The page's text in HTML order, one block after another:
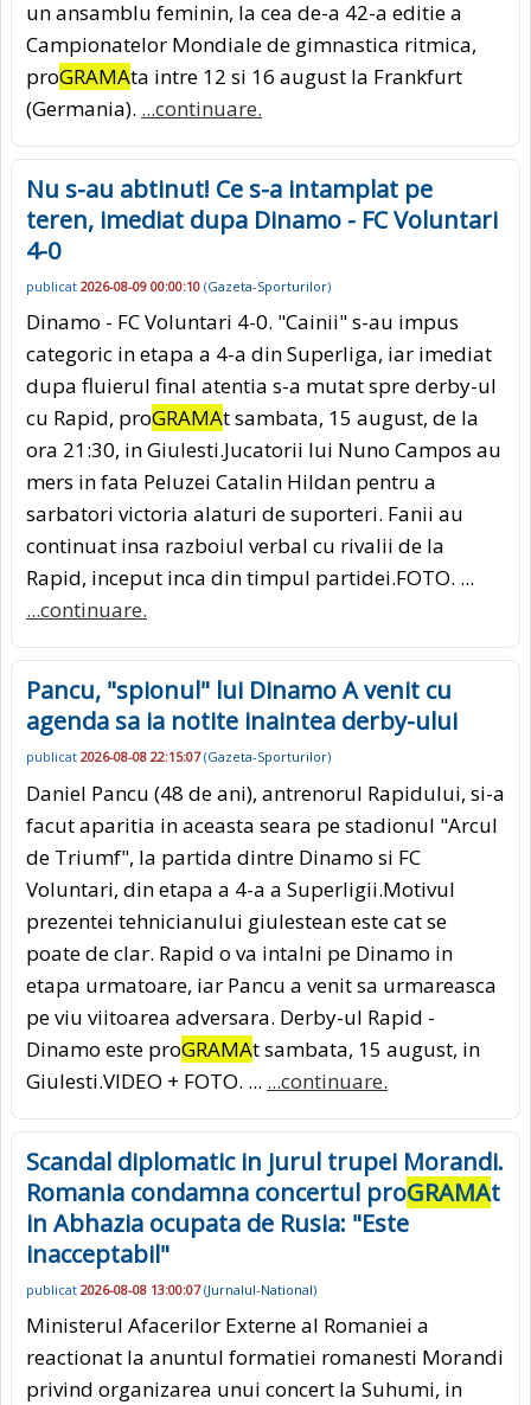
un ansamblu feminin, la cea de-a 42-a editie a
Campionatelor Mondiale de gimnastica ritmica,
proGRAMAta intre 12 si 16 august la Frankfurt
(Germania). ...continuare.
Nu s-au abtinut! Ce s-a intamplat pe
teren, imediat dupa Dinamo - FC Voluntari
4-0
publicat 2026-08-09 00:00:10 (Gazeta-Sporturilor)
Dinamo - FC Voluntari 4-0. "Cainii" s-au impus
categoric in etapa a 4-a din Superliga, iar imediat
dupa fluierul final atentia s-a mutat spre derby-ul
cu Rapid, proGRAMAt sambata, 15 august, de la
ora 21:30, in Giulesti.Jucatorii lui Nuno Campos au
mers in fata Peluzei Catalin Hildan pentru a
sarbatori victoria alaturi de suporteri. Fanii au
continuat insa razboiul verbal cu rivalii de la
Rapid, inceput inca din timpul partidei.FOTO. ...
...continuare.
Pancu, "spionul" lui Dinamo A venit cu
agenda sa ia notite inaintea derby-ului
publicat 2026-08-08 22:15:07(Gazeta-Sporturilor)
Daniel Pancu (48 de ani), antrenorul Rapidului, si-a
facut aparitia in aceasta seara pe stadionul "Arcul
de Triumf", la partida dintre Dinamo si FC
Voluntari, din etapa a 4-a a Superligii.Motivul
prezentei tehnicianului giulestean este cat se
poate de clar. Rapid o va intalni pe Dinamo in
etapa urmatoare, iar Pancu a venit sa urmareasca
pe viu viitoarea adversara. Derby-ul Rapid -
Dinamo este proGRAMAt sambata, 15 august, in
Giulesti.VIDEO + FOTO. ... ...continuare.
Scandal diplomatic in jurul trupei Morandi.
Romania condamna concertul proGRAMAt
in Abhazia ocupata de Rusia: "Este
inacceptabil"
publicat 2026-08-08 13:00:07(Jurnalul-National)
Ministerul Afacerilor Externe al Romaniei a
reactionat la anuntul formatiei romanesti Morandi
privind organizarea unui concert la Suhumi, in